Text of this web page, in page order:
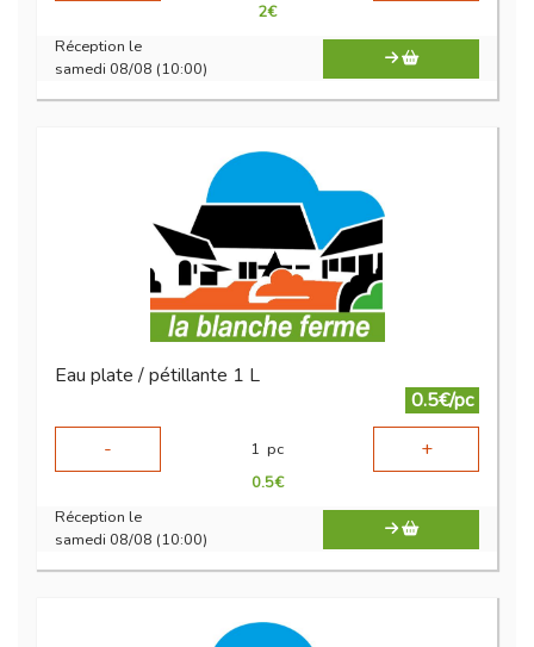
2€
Réception le
samedi 08/08 (10:00)
Eau plate / pétillante 1 L
0.5€/pc
-
1 pc +
0.5€
Réception le
samedi 08/08 (10:00)